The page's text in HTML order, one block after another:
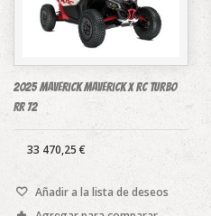
2025 Maverick Maverick X rc TURBO
RR 72
33 470,25 €
Añadir a la lista de deseos